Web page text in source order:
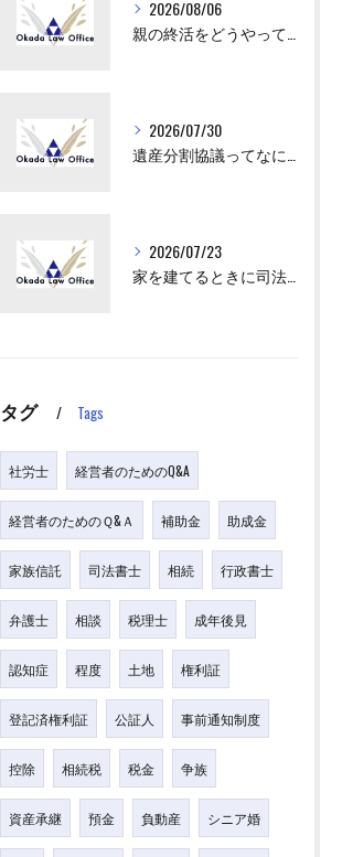
2026/08/06
2026/07/30
2026/07/23
タグ Tags
社労士 経営者のためのQ&A
経営者のためのＱ&Ａ 補助金 助成金
家族信託 司法書士 相続 行政書士
弁護士 相談 税理士 成年後見
認知症 程度 土地 権利証
登記済権利証 公証人 事前通知制度
控除 相続税 税金 争族
資産承継 預金 負動産 シニア婚